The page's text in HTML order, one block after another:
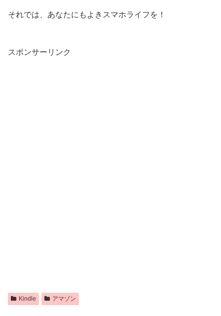
それでは、あなたにもよきスマホライフを！
スポンサーリンク
Kindle アマゾン